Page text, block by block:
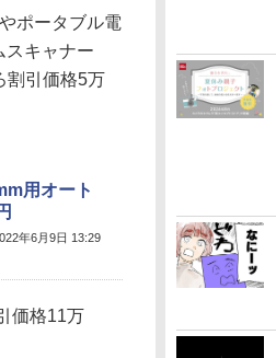
ポータブル電
スキャナー
割引価格5万
用オート
年6月9日 13:29
価格11万